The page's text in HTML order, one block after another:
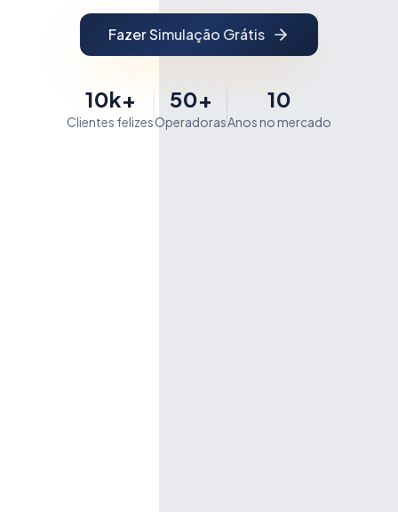
Fazer Simulação Grátis
10k+
Clientes felizes
50+
Operadoras
10
Anos no mercado